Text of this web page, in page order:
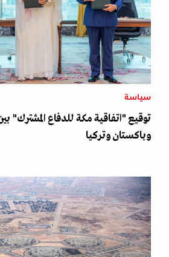
سياسة
توقيع "اتفاقية مكة للدفاع المشترك"
وباكستان وتركيا